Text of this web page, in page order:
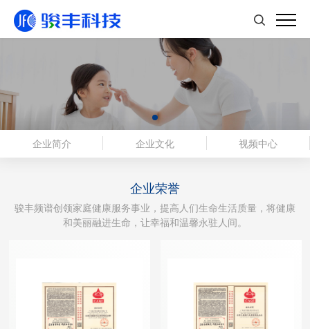
企业简介 企业文化 视频中心
企业荣誉
骏丰频谱创领家庭健康服务事业，提高人们生命生活质量，将健康
和美丽融进生命，让幸福和温馨永驻人间。